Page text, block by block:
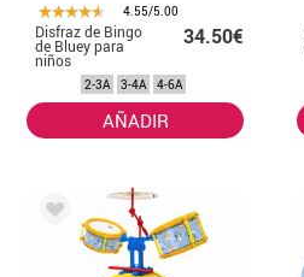
4.55/5.00
Disfraz de Bingo
de Bluey para
niños
34.50€
2-3A 3-4A 4-6A
AÑADIR